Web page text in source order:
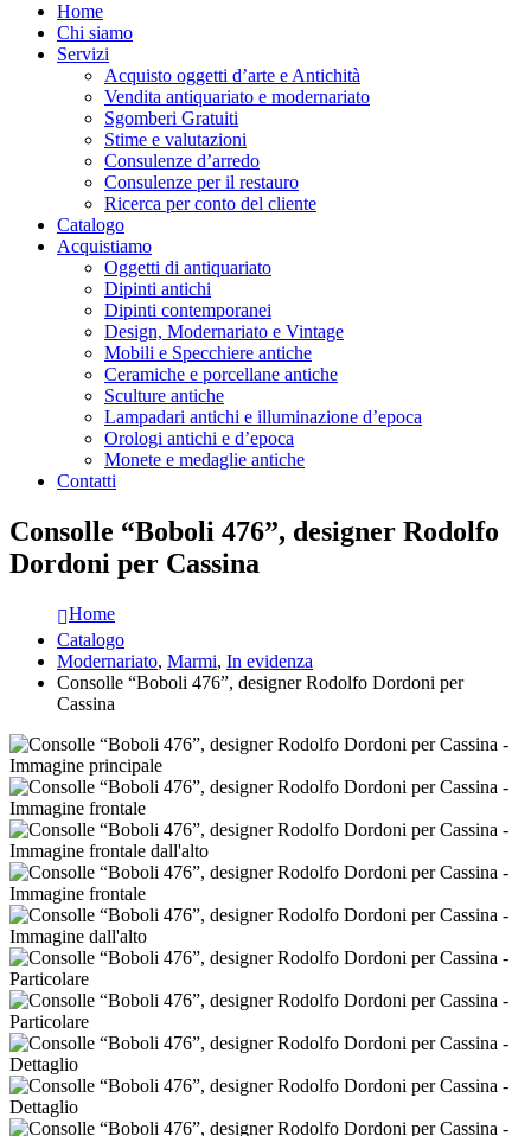
Home
Chi siamo
Servizi
Acquisto oggetti d’arte e Antichità
Vendita antiquariato e modernariato
Sgomberi Gratuiti
Stime e valutazioni
Consulenze d’arredo
Consulenze per il restauro
Ricerca per conto del cliente
Catalogo
Acquistiamo
Oggetti di antiquariato
Dipinti antichi
Dipinti contemporanei
Design, Modernariato e Vintage
Mobili e Specchiere antiche
Ceramiche e porcellane antiche
Sculture antiche
Lampadari antichi e illuminazione d’epoca
Orologi antichi e d’epoca
Monete e medaglie antiche
Contatti
Consolle “Boboli 476”, designer Rodolfo
Dordoni per Cassina
Home
Catalogo
Modernariato, Marmi, In evidenza
Consolle “Boboli 476”, designer Rodolfo Dordoni per
Cassina